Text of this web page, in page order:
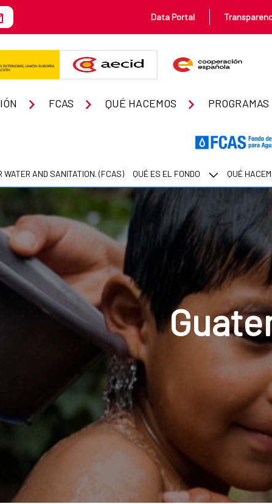
Data Portal
FCAS QUÉ HACEMOS PROGRAMAS
WATER AND SANITATION. (FCAS) QUÉ ES EL FONDO QUÉ